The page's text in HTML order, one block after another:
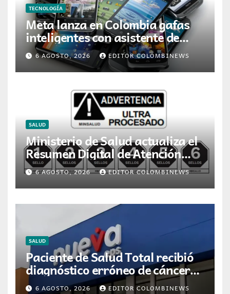
TECNOLOGÍA
Meta lanza en Colombia gafas
inteligentes con asistente de
inteligencia artificial
6 AGOSTO, 2026 EDITOR COLOMBINEWS
SALUD
Ministerio de Salud actualiza el
Resumen Digital de Atención
para la dispensación de
medicamentos en Colombia
6 AGOSTO, 2026 EDITOR COLOMBINEWS
SALUD
Paciente de Salud Total recibió
diagnóstico erróneo de cáncer
por resultados de otra persona
6 AGOSTO, 2026 EDITOR COLOMBINEWS